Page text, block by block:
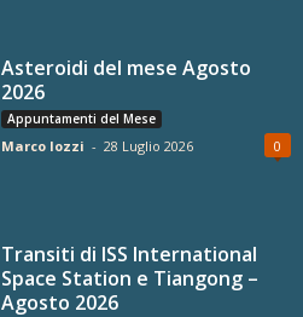
Asteroidi del mese Agosto
2026
Appuntamenti del Mese
Marco Iozzi - 28 Luglio 2026 0
Transiti di ISS International
Space Station e Tiangong –
Agosto 2026